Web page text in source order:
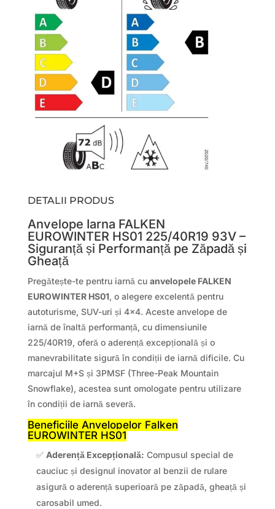
DETALII PRODUS
Anvelope Iarna FALKEN
EUROWINTER HS01 225/40R19 93V –
Siguranță și Performanță pe Zăpadă și
Gheață
Pregătește-te pentru iarnă cu anvelopele FALKEN
EUROWINTER HS01, o alegere excelentă pentru
autoturisme, SUV-uri și 4×4. Aceste anvelope de
iarnă de înaltă performanță, cu dimensiunile
225/40R19, oferă o aderență excepțională și o
manevrabilitate sigură în condiții de iarnă dificile. Cu
marcajul M+S și 3PMSF (Three-Peak Mountain
Snowflake), acestea sunt omologate pentru utilizare
în condiții de iarnă severă.
Beneficiile Anvelopelor Falken
EUROWINTER HS01
✅ Aderență Excepțională: Compusul special de
cauciuc și designul inovator al benzii de rulare
asigură o aderență superioară pe zăpadă, gheață și
carosabil umed.